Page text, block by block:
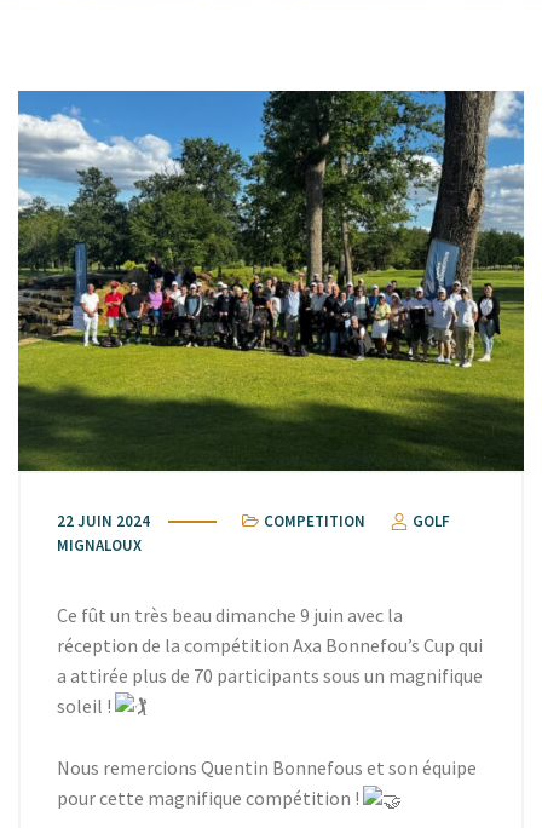
22 JUIN 2024 COMPETITION
GOLF
MIGNALOUX
Ce fût un très beau dimanche 9 juin avec la
réception de la compétition Axa Bonnefou’s Cup qui
a attirée plus de 70 participants sous un magnifique
soleil !
Nous remercions Quentin Bonnefous et son équipe
pour cette magnifique compétition !